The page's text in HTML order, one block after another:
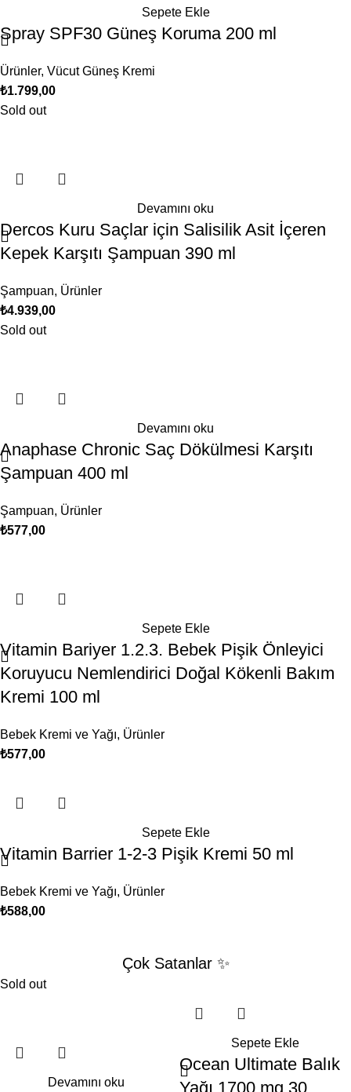
Sepete Ekle
Spray SPF30 Güneş Koruma 200 ml
Ürünler, Vücut Güneş Kremi
₺1.799,00
Sold out
Devamını oku
Dercos Kuru Saçlar için Salisilik Asit İçeren
Kepek Karşıtı Şampuan 390 ml
Şampuan, Ürünler
₺4.939,00
Sold out
Devamını oku
Anaphase Chronic Saç Dökülmesi Karşıtı
Şampuan 400 ml
Şampuan, Ürünler
₺577,00
Sepete Ekle
Vitamin Bariyer 1.2.3. Bebek Pişik Önleyici
Koruyucu Nemlendirici Doğal Kökenli Bakım
Kremi 100 ml
Bebek Kremi ve Yağı, Ürünler
₺577,00
Sepete Ekle
Vitamin Barrier 1-2-3 Pişik Kremi 50 ml
Bebek Kremi ve Yağı, Ürünler
₺588,00
Çok Satanlar ✨
Sold out
Devamını oku
Sepete Ekle
Ocean Ultimate Balık
Yağı 1700 mg 30